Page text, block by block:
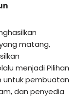
matang,
menjadi Pilihan
untuk pembuatan
dan penyedia